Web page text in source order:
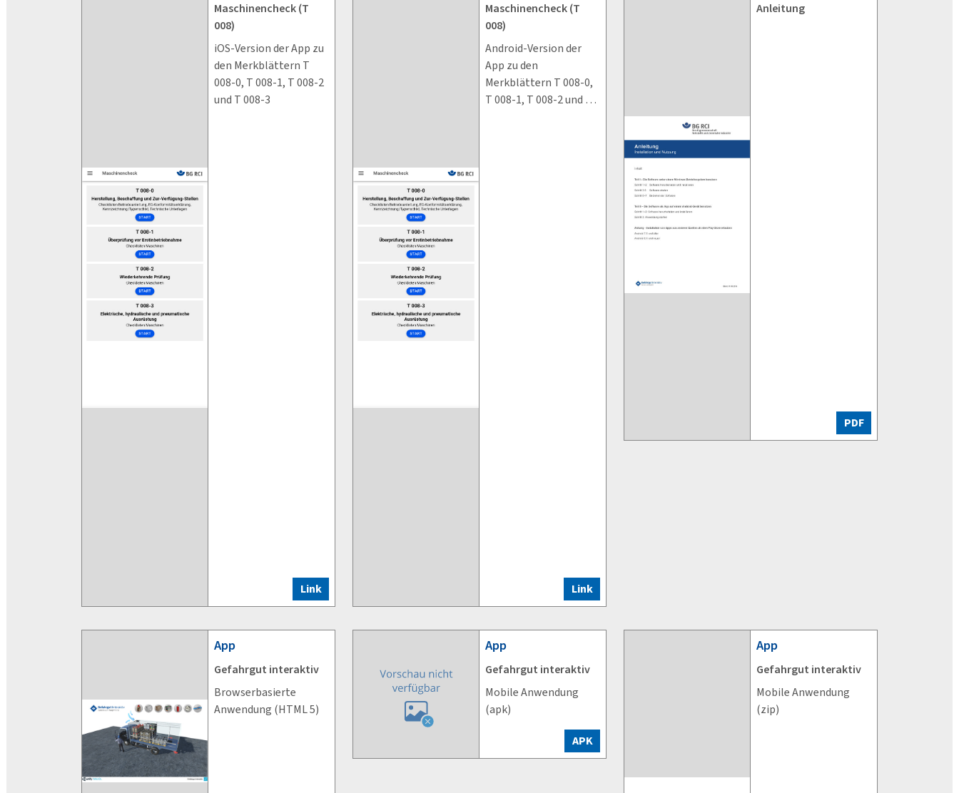
Maschinencheck (T
008)
iOS-Version der App zu
den Merkblättern T
008-0, T 008-1, T 008-2
und T 008-3
Link
Maschinencheck (T
008)
Android-Version der
App zu den
Merkblättern T 008-0,
T 008-1, T 008-2 und T
Link
Anleitung
PDF
App
Gefahrgut interaktiv
Browserbasierte
Anwendung (HTML 5)
App
Gefahrgut interaktiv
Mobile Anwendung
(apk)
APK
App
Gefahrgut interaktiv
Mobile Anwendung
(zip)